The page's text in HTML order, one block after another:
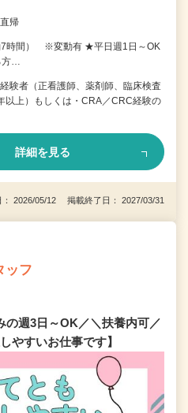
帰
7時間） ※変動有 ★平日週1日～OK
方…
験者（正看護師、薬剤師、臨床検査
以上）もしくは・CRA／CRC経験の
詳細を見る
： 2026/05/12 掲載終了日： 2027/03/31
ッフ
の週3日～OK／＼扶養内可／
やすいお仕事です】